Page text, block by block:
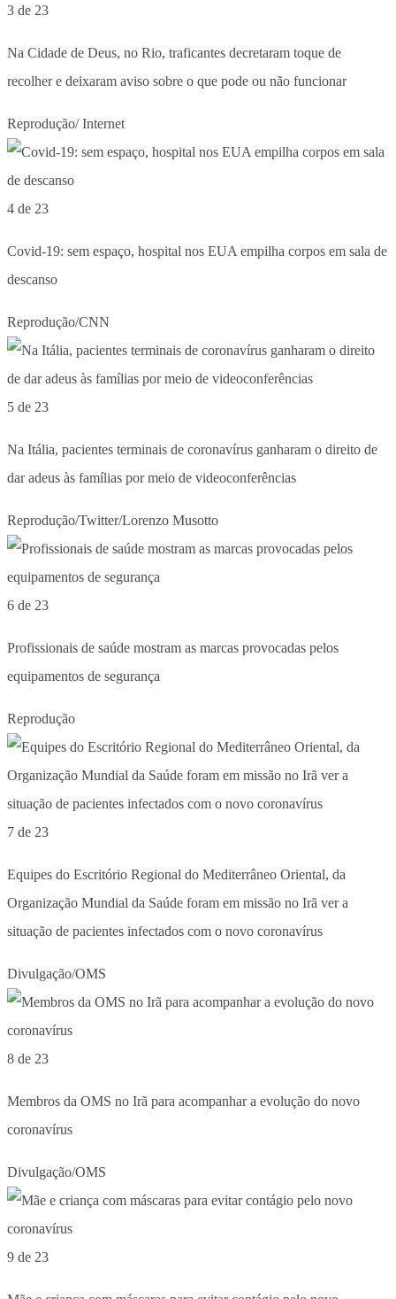
3 de 23
Na Cidade de Deus, no Rio, traficantes decretaram toque de
recolher e deixaram aviso sobre o que pode ou não funcionar
Reprodução/ Internet
4 de 23
Covid-19: sem espaço, hospital nos EUA empilha corpos em sala de
descanso
Reprodução/CNN
5 de 23
Na Itália, pacientes terminais de coronavírus ganharam o direito de
dar adeus às famílias por meio de videoconferências
Reprodução/Twitter/Lorenzo Musotto
6 de 23
Profissionais de saúde mostram as marcas provocadas pelos
equipamentos de segurança
Reprodução
7 de 23
Equipes do Escritório Regional do Mediterrâneo Oriental, da
Organização Mundial da Saúde foram em missão no Irã ver a
situação de pacientes infectados com o novo coronavírus
Divulgação/OMS
8 de 23
Membros da OMS no Irã para acompanhar a evolução do novo
coronavírus
Divulgação/OMS
9 de 23